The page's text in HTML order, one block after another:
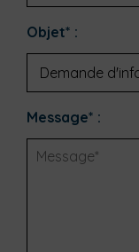
Objet* :
Message* :